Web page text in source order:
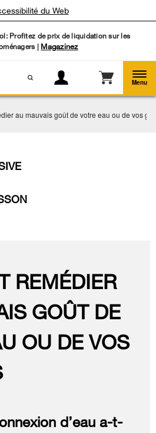
Profitez de prix de liquidation sur les
| Magazinez
du Web
Menu
au mauvais goût de votre eau ou de vos
REMÉDIER
GOÛT DE
OU DE VOS
d’eau a-t-